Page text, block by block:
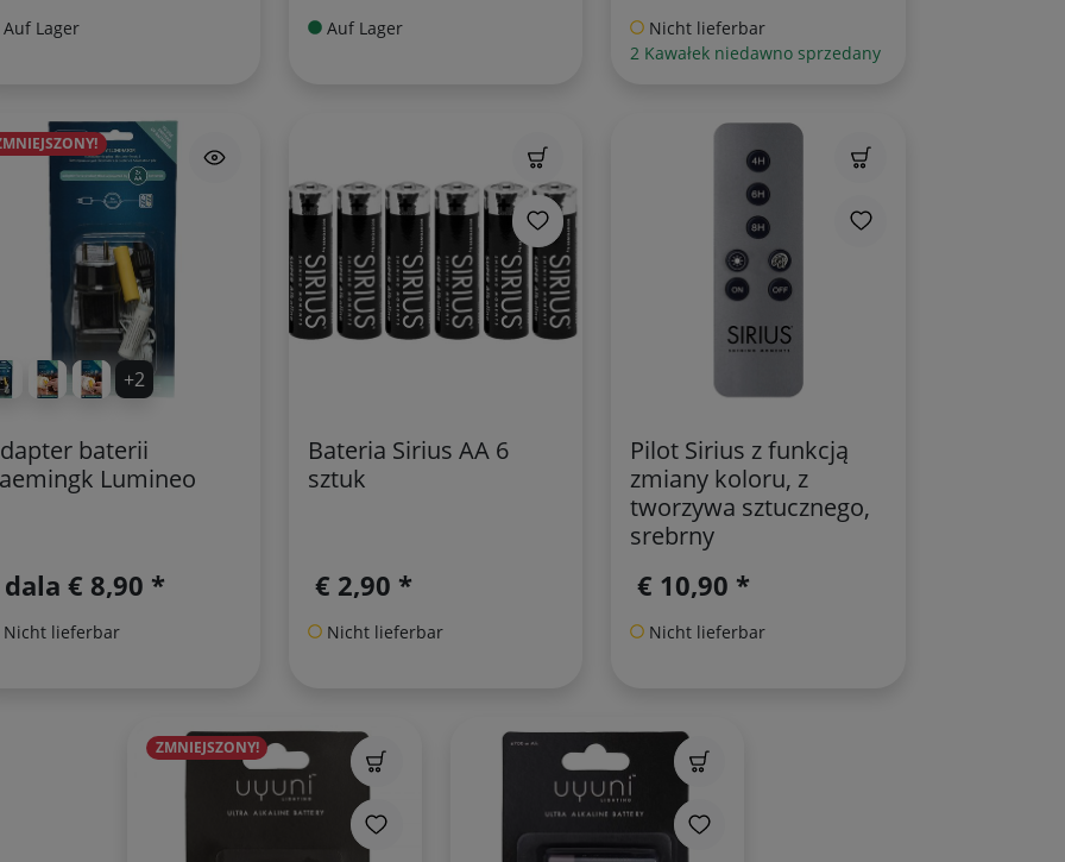
Auf Lager Auf Lager
Nicht lieferbar
2 Kawałek niedawno sprzedany
+2
baterii
Lumineo
dala€ 8,90 *
Nicht lieferbar
Bateria Sirius AA 6
sztuk
€ 2,90 *
Nicht lieferbar
Pilot Sirius z funkcją
zmiany koloru, z
tworzywa sztucznego,
srebrny
€ 10,90 *
Nicht lieferbar
ZMNIEJSZONY!